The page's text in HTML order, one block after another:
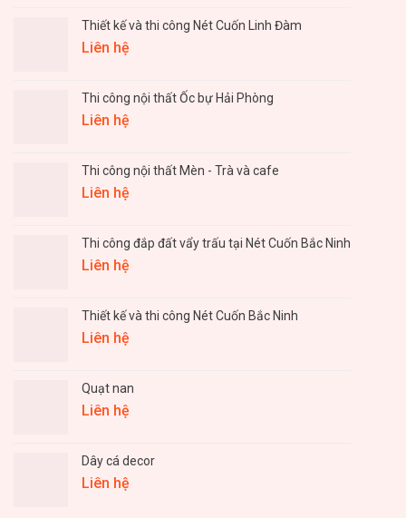
Thiết kế và thi công Nét Cuốn Linh Đàm
Liên hệ
Thi công nội thất Ốc bự Hải Phòng
Liên hệ
Thi công nội thất Mèn - Trà và cafe
Liên hệ
Thi công đắp đất vẩy trấu tại Nét Cuốn Bắc Ninh
Liên hệ
Thiết kế và thi công Nét Cuốn Bắc Ninh
Liên hệ
Quạt nan
Liên hệ
Dây cá decor
Liên hệ